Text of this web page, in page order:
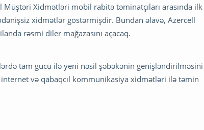
Xidmətləri mobil rabitə təminatçıları arasında ilk
xidmətlər göstərmişdir. Bundan əlavə, Azercell
rəsmi diler mağazasını açacaq.
tam gücü ilə yeni nəsil şəbəkənin genişləndirilməsini
və qabaqcıl kommunikasiya xidmətləri ilə təmin